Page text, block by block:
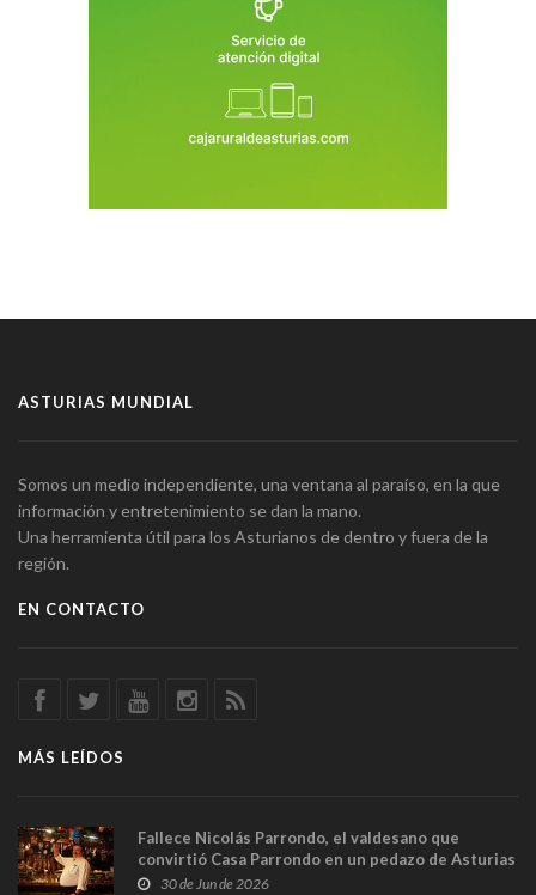
ASTURIAS MUNDIAL
Somos un medio independiente, una ventana al paraíso, en la que
información y entretenimiento se dan la mano.
Una herramienta útil para los Asturianos de dentro y fuera de la
región.
EN CONTACTO
MÁS LEÍDOS
Fallece Nicolás Parrondo, el valdesano que
convirtió Casa Parrondo en un pedazo de Asturias
en Madrid
30 de Jun de 2026